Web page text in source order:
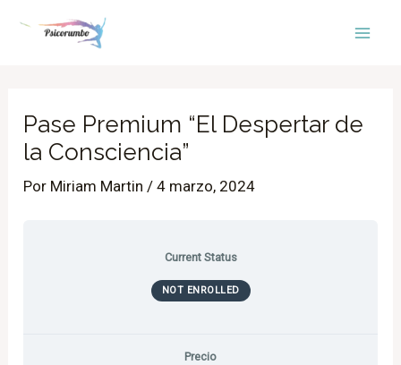
Pase Premium “El Despertar de
la Consciencia”
Por Miriam Martin/4 marzo, 2024
Current Status
NOT ENROLLED
Precio